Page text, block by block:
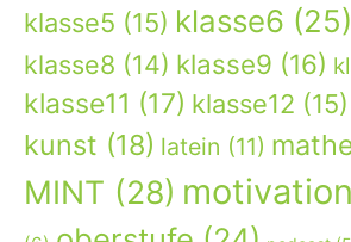
klasse5 (15) klasse6 (25)
klasse8 (14) klasse9 (16)
klasse11 (17) klasse12 (15)
kunst (18) latein (11)
MINT (28) motivation